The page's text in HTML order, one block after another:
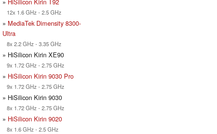
12x 1.6 GHz - 2.5 GHz
» MediaTek Dimensity 8300-
Ultra
8x 2.2 GHz - 3.35 GHz
» HiSilicon Kirin XE90
9x 1.72 GHz - 2.75 GHz
» HiSilicon Kirin 9030 Pro
9x 1.72 GHz - 2.75 GHz
» HiSilicon Kirin 9030
8x 1.72 GHz - 2.75 GHz
» HiSilicon Kirin 9020
8x 1.6 GHz - 2.5 GHz